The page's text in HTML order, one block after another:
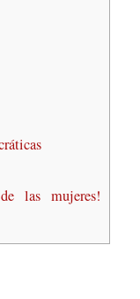
las mujeres!